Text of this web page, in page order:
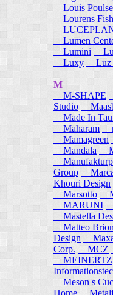
Louis
Lourens
Lumen
Lumini
Luxy
Luz
M
M-SHAPE
Studio
Made In
Maharam
Mamagreen
Mandala
Group
Khouri Design
Marsotto
MARUNI
Mastella
Matteo
Design
Corp.
MCZ
MEINERTZ
Meson s